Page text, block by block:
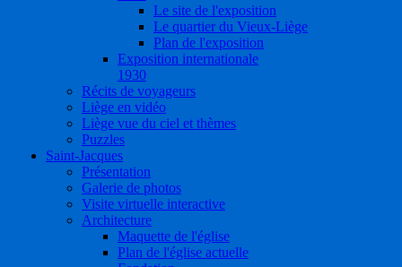
Le site de l'exposition
Le quartier du Vieux-Liège
Plan de l'exposition
Exposition internationale
1930
Récits de voyageurs
Liège en vidéo
Liège vue du ciel et thèmes
Puzzles
Saint-Jacques
Présentation
Galerie de photos
Visite virtuelle interactive
Architecture
Maquette de l'église
Plan de l'église actuelle